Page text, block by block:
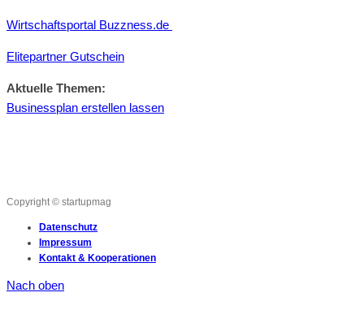
Wirtschaftsportal Buzzness.de
Elitepartner Gutschein
Aktuelle Themen:
Businessplan erstellen lassen
Copyright © startupmag
Datenschutz
Impressum
Kontakt & Kooperationen
Nach oben